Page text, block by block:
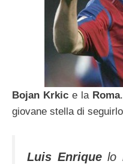
Bojan Krkic e la Roma.
giovane stella di
Luis Enriquelo